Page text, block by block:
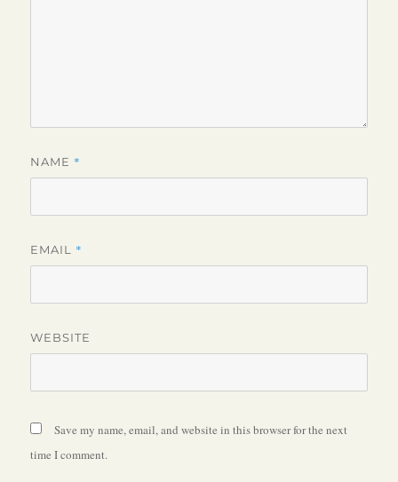
NAME *
EMAIL *
WEBSITE
Save my name, email, and website in this browser for the next
time I comment.